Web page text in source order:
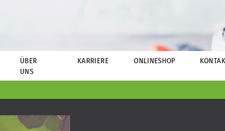
ÜBER
UNS
KARRIERE ONLINESHOP